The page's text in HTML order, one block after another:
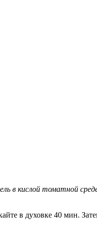
в кислой томатной
в духовке 40 мин.